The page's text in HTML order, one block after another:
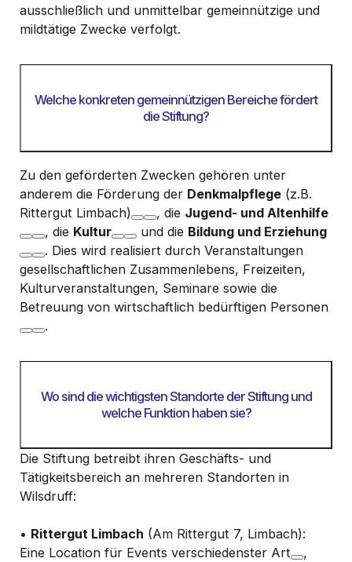
ausschließlich und unmittelbar gemeinnützige und
mildtätige Zwecke verfolgt.
Welche konkreten gemeinnützigen Bereiche fördert
die Stiftung?
Zu den geförderten Zwecken gehören unter
anderem die Förderung der Denkmalpflege (z.B.
Rittergut Limbach)
, die Jugend- und Altenhilfe
, die Kultur und die Bildung und Erziehung
. Dies wird realisiert durch Veranstaltungen
gesellschaftlichen Zusammenlebens, Freizeiten,
Kulturveranstaltungen, Seminare sowie die
Betreuung von wirtschaftlich bedürftigen Personen
.
Wo sind die wichtigsten Standorte der Stiftung und
welche Funktion haben sie?
Die Stiftung betreibt ihren Geschäfts- und
Tätigkeitsbereich an mehreren Standorten in
Wilsdruff:
• Rittergut Limbach (Am Rittergut 7, Limbach):
Eine Location für Events verschiedenster Art
,